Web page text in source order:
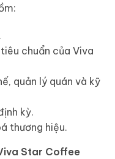
chuẩn của Viva
quản lý quán và kỹ
kỳ.
thương hiệu.
Star Coffee